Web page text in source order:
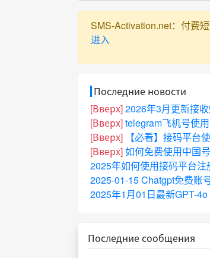
SMS-Activation.net：付费
进入
Последние новости
[Вверх]2026年3月更新接
[Вверх]telegram飞机号使
[Вверх]
【必看】接码平台
[Вверх]如何免费使用中国
2025年如何使用接码平台注
2025-01-15 Chatgpt免费账
2025年1月01日最新GPT-
Последние сообщения